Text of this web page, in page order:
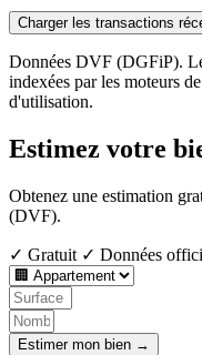
Charger les transactions
Données DVF (DGFiP).
indexées par les moteurs
d'utilisation.
Estimez votre
Obtenez une estimation
(DVF).
✓ Gratuit ✓ Données
Estimer mon bien →